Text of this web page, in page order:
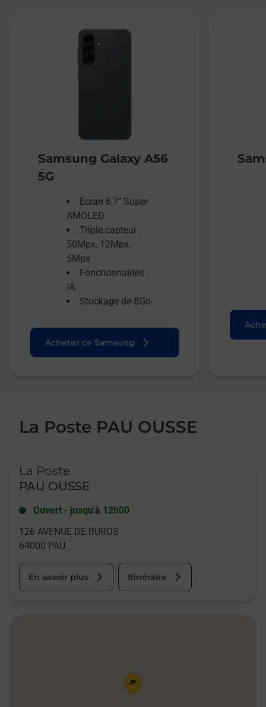
Samsung Galaxy A56
5G
Ecran 6,7’’ Super
AMOLED
Triple capteur :
50Mpx, 12Mpx,
5Mpx
Fonctionnalités
IA
Stockage de 8Go
Acheter ce Samsung
La Poste PAU OUSSE
La Poste
PAU OUSSE
Ouvert - jusqu'à 12h00
126 AVENUE DE BUROS
64000 PAU
En savoir plus Itinéraire
Pin de la carte